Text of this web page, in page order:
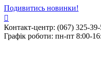
Подивитись новинки!
Контакт-центр: (067) 325-
Графік роботи: пн-пт 8:00-